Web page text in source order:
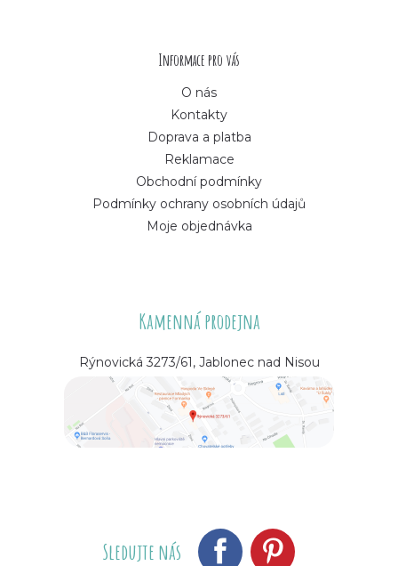
Informace pro vás
O nás
Kontakty
Doprava a platba
Reklamace
Obchodní podmínky
Podmínky ochrany osobních údajů
Moje objednávka
Kamenná prodejna
Rýnovická 3273/61, Jablonec nad Nisou
Sledujte nás